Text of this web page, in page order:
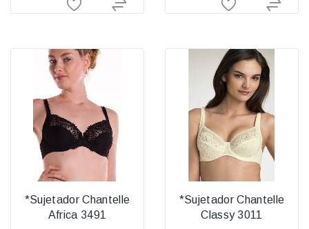
*Sujetador Chantelle
Africa 3491
*Sujetador Chantelle
Classy 3011